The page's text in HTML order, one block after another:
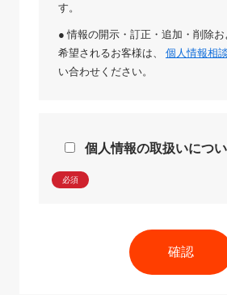
す。
● 情報の開示・訂正・追加・削除
希望されるお客様は、 個人情報相
い合わせください。
個人情報の取扱いにつ
必須